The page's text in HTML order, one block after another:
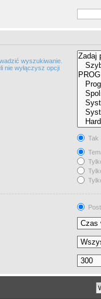
wyszukiwanie.
nie wyłączysz opcji
Tak